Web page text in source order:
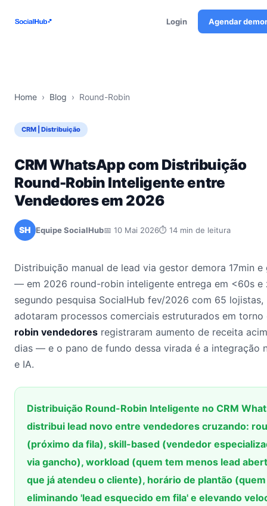
Login Agendar
Home › Blog › Round-Robin
CRM | Distribuição
CRM WhatsApp com Distribuição
Round-Robin Inteligente entre
Vendedores em 2026
SH Equipe SocialHub📅 10 Mai 2026⏱ 14 min de leitura
Distribuição manual de lead via gestor demora 17min e
— em 2026 round-robin inteligente entrega em <60s e
segundo pesquisa SocialHub fev/2026 com 65 lojistas,
adotaram processos comerciais estruturados em
robin vendedores registraram aumento de receita
dias — e o pano de fundo dessa virada é a integração
e IA.
Distribuição Round-Robin Inteligente no CRM
distribui lead novo entre vendedores cruzando:
(próximo da fila), skill-based (vendedor
via gancho), workload (quem tem menos lead
que já atendeu o cliente), horário de plantão
eliminando 'lead esquecido em fila' e elevando